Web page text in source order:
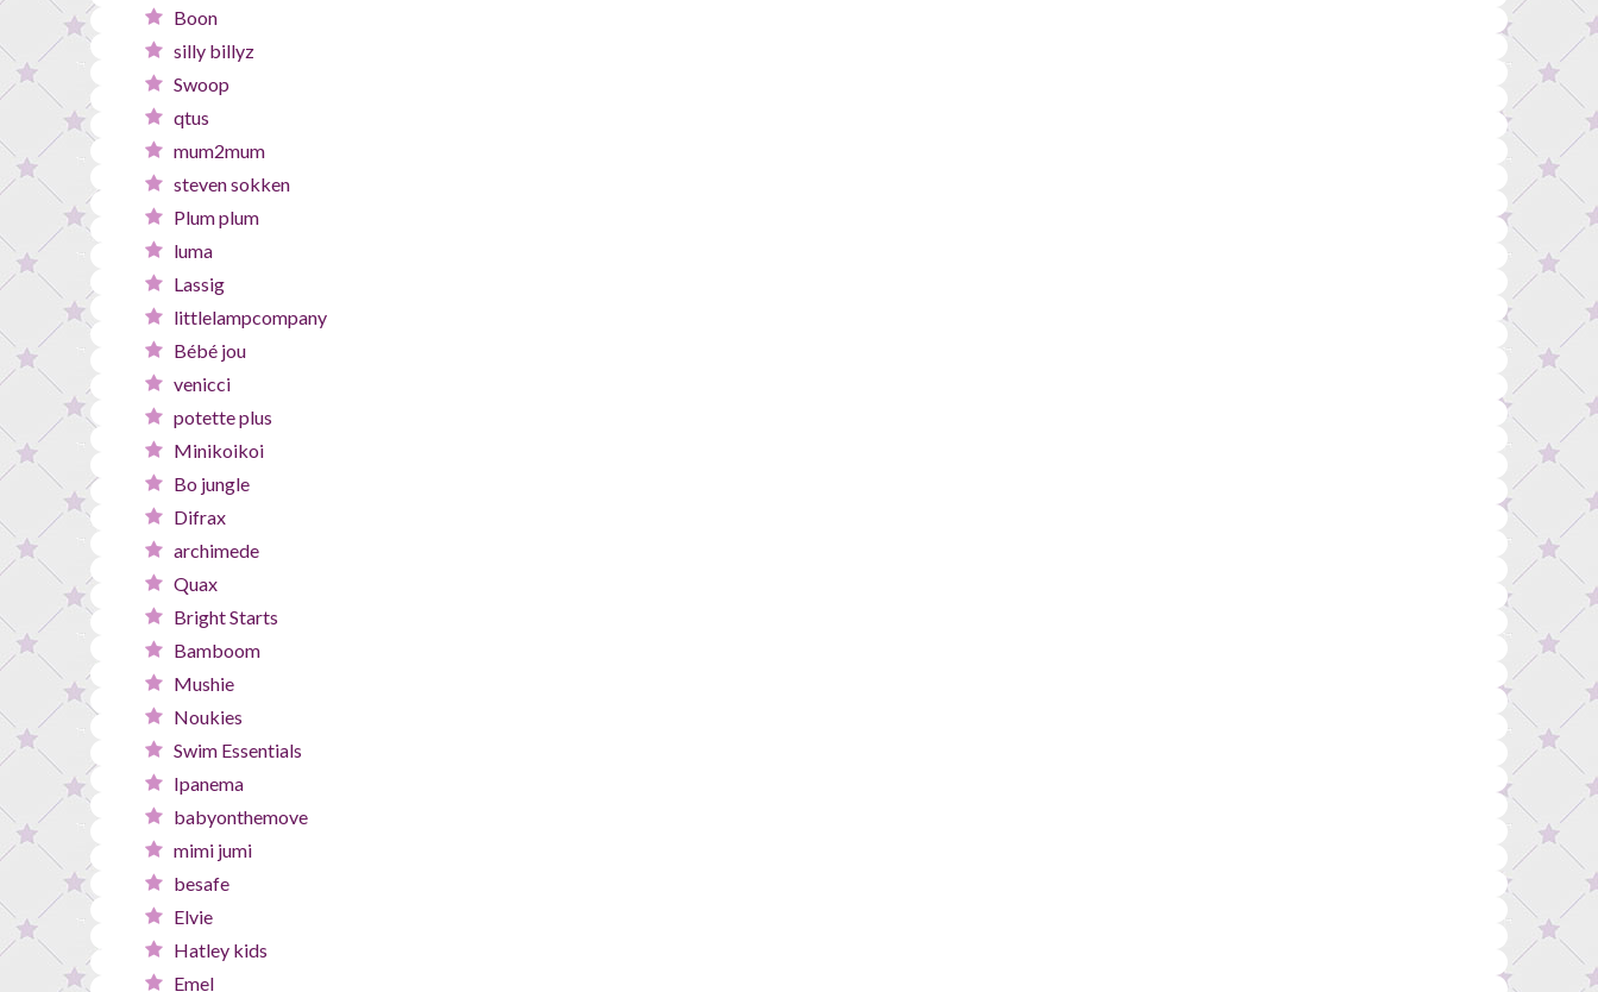
Boon
silly billyz
Swoop
qtus
mum2mum
steven sokken
Plum plum
luma
Lassig
littlelampcompany
Bébé jou
venicci
potette plus
Minikoikoi
Bo jungle
Difrax
archimede
Quax
Bright Starts
Bamboom
Mushie
Noukies
Swim Essentials
Ipanema
babyonthemove
mimi jumi
besafe
Elvie
Hatley kids
Emel